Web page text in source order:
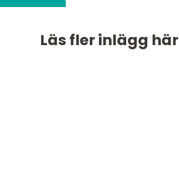
Läs fler inlägg här